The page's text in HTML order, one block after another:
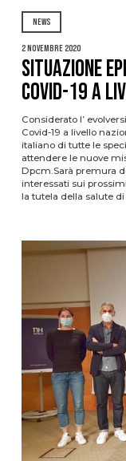
NEWS
2 Novembre 2020
Situazione
Covid-19 a
Considerato l’
Covid-19 a livello
italiano di tutte le
attendere le nuove
Dpcm.Sarà premura
interessati sui
la tutela della salute di